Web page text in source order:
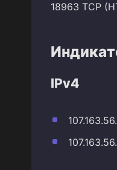
18963 TCP
IPv4